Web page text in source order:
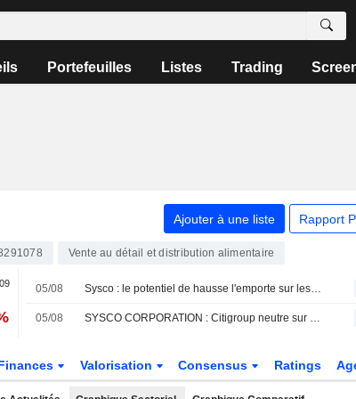
Portefeuilles Listes Trading
Ajouter à une liste Rapport
Vente au détail et distribution alimentaire
05/08 Sysco : le potentiel de hausse l'emporte sur les risques selon UBS
05/08 SYSCO CORPORATION : Citigroup neutre sur le dossier
Valorisation Consensus Ratings